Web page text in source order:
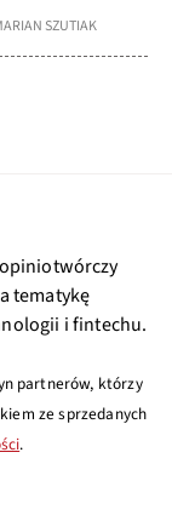
SZUTIAK
tematykę
i fintechu.
partnerów, którzy
ze sprzedanych
.